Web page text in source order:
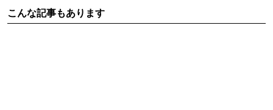
こんな記事もあります